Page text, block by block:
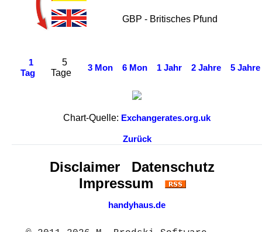
GBP - Britisches Pfund
1
Tag
5
Tage
3 Mon 6 Mon 1 Jahr 2 Jahre 5 Jahre
Chart-Quelle: Exchangerates.org.uk
Zurück
Disclaimer
Datenschutz
Impressum
handyhaus.de